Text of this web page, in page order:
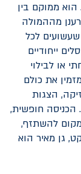
ממוקם בין
מההמולה
לכל
ייחודיים
או לבילוי
את כולם
הצגות
הכניסה חופשית,
להשתזף,
גן מאיר הוא